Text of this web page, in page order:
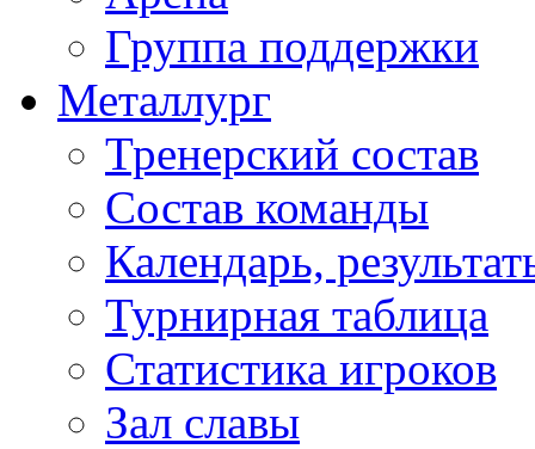
Группа поддержки
Металлург
Тренерский состав
Состав команды
Календарь,
Турнирная таблица
Статистика игроков
Зал славы